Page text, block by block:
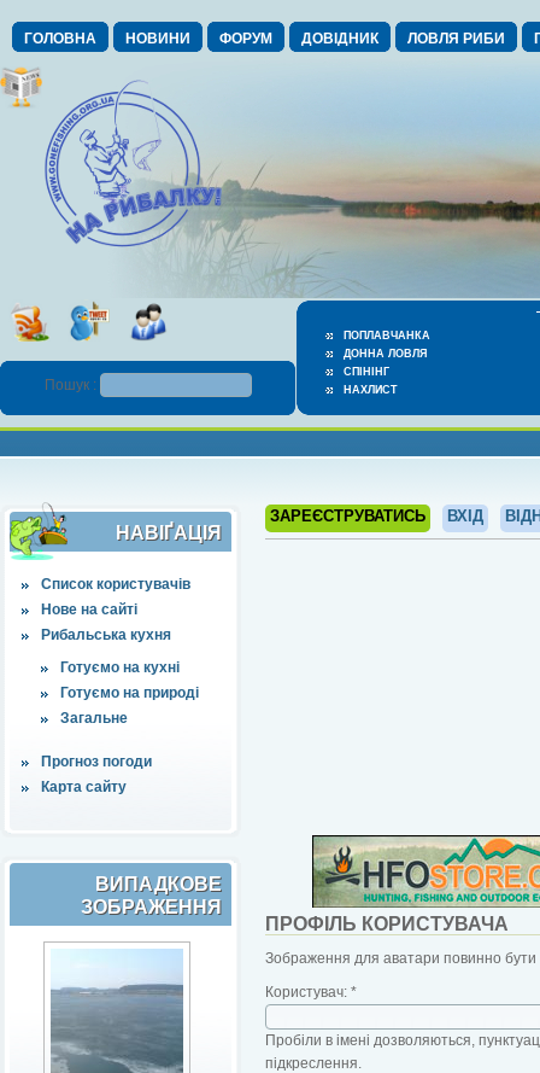
ГОЛОВНА НОВИНИ ФОРУМ ДОВІДНИК ЛОВЛЯ РИБИ
ПОПЛАВЧАНКА
ДОННА ЛОВЛЯ
СПІНІНГ
НАХЛИСТ
Пошук :
НАВІҐАЦІЯ
Список користувачів
Нове на сайті
Рибальська кухня
Готуємо на кухні
Готуємо на природі
Загальне
Прогноз погоди
Карта сайту
ВИПАДКОВЕ
ЗОБРАЖЕННЯ
ЗАРЕЄСТРУВАТИСЬ ВХІД
ПРОФІЛЬ КОРИСТУВАЧА
Зображення для аватари повинно бути
Користувач: *
Пробіли в імені дозволяються,
підкреслення.